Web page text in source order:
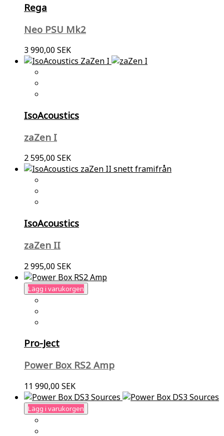
Rega
Neo PSU Mk2
3 990,00 SEK
IsoAcoustics
zaZen I
2 595,00 SEK
IsoAcoustics
zaZen II
2 995,00 SEK
Lägg i varukorgen
Pro-Ject
Power Box RS2 Amp
11 990,00 SEK
Lägg i varukorgen